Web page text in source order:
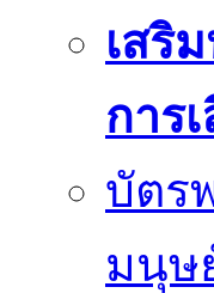
เสริ
การ
บัตร
มนุษ